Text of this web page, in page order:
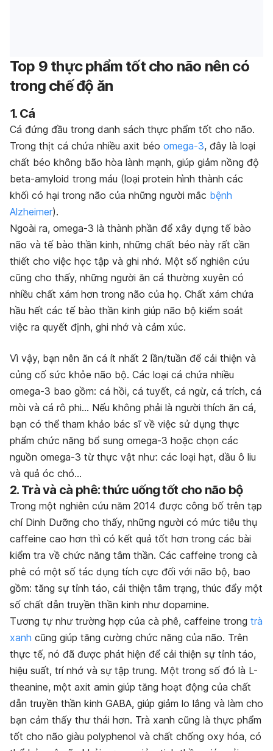
Top 9 thực phẩm tốt cho não nên có
trong chế độ ăn
1. Cá
Cá đứng đầu trong danh sách thực phẩm tốt cho não.
Trong thịt cá chứa nhiều axit béo omega-3, đây là loại
chất béo không bão hòa lành mạnh, giúp giảm nồng độ
beta-amyloid trong máu (loại protein hình thành các
khối có hại trong não của những người mắc bệnh
Alzheimer).
Ngoài ra, omega-3 là thành phần để xây dựng tế bào
não và tế bào thần kinh, những chất béo này rất cần
thiết cho việc học tập và ghi nhớ. Một số nghiên cứu
cũng cho thấy, những người ăn cá thường xuyên có
nhiều chất xám hơn trong não của họ. Chất xám chứa
hầu hết các tế bào thần kinh giúp não bộ kiểm soát
việc ra quyết định, ghi nhớ và cảm xúc.
Vì vậy, bạn nên ăn cá ít nhất 2 lần/tuần để cải thiện và
củng cố sức khỏe não bộ. Các loại cá chứa nhiều
omega-3 bao gồm: cá hồi, cá tuyết, cá ngừ, cá trích, cá
mòi và cá rô phi… Nếu không phải là người thích ăn cá,
bạn có thể tham khảo bác sĩ về việc sử dụng thực
phẩm chức năng bổ sung omega-3 hoặc chọn các
nguồn omega-3 từ thực vật như: các loại hạt, dầu ô liu
và quả óc chó…
2. Trà và cà phê: thức uống tốt cho não bộ
Trong một nghiên cứu năm 2014 được công bố trên tạp
chí Dinh Dưỡng cho thấy, những người có mức tiêu thụ
caffeine cao hơn thì có kết quả tốt hơn trong các bài
kiểm tra về chức năng tâm thần. Các caffeine trong cà
phê có một số tác dụng tích cực đối với não bộ, bao
gồm: tăng sự tỉnh táo, cải thiện tâm trạng, thúc đẩy một
số chất dẫn truyền thần kinh như dopamine.
Tương tự như trường hợp của cà phê, caffeine trong trà
xanh cũng giúp tăng cường chức năng của não. Trên
thực tế, nó đã được phát hiện để cải thiện sự tỉnh táo,
hiệu suất, trí nhớ và sự tập trung. Một trong số đó là L-
theanine, một axit amin giúp tăng hoạt động của chất
dẫn truyền thần kinh GABA, giúp giảm lo lắng và làm cho
bạn cảm thấy thư thái hơn. Trà xanh cũng là thực phẩm
tốt cho não giàu polyphenol và chất chống oxy hóa, có